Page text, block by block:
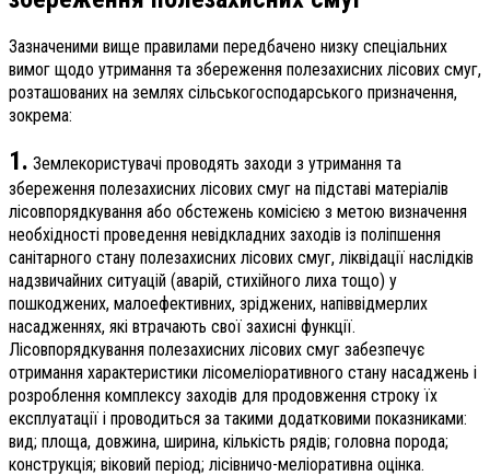
Зазначеними вище правилами передбачено низку спеціальних
вимог щодо утримання та збереження полезахисних лісових смуг,
розташованих на землях сільськогосподарського призначення,
зокрема:
1. Землекористувачі проводять заходи з утримання та
збереження полезахисних лісових смуг на підставі матеріалів
лісовпорядкування або обстежень комісією з метою визначення
необхідності проведення невідкладних заходів із поліпшення
санітарного стану полезахисних лісових смуг, ліквідації наслідків
надзвичайних ситуацій (аварій, стихійного лиха тощо) у
пошкоджених, малоефективних, зріджених, напіввідмерлих
насадженнях, які втрачають свої захисні функції.
Лісовпорядкування полезахисних лісових смуг забезпечує
отримання характеристики лісомеліоративного стану насаджень і
розроблення комплексу заходів для продовження строку їх
експлуатації і проводиться за такими додатковими показниками:
вид; площа, довжина, ширина, кількість рядів; головна порода;
конструкція; віковий період; лісівничо-меліоративна оцінка.